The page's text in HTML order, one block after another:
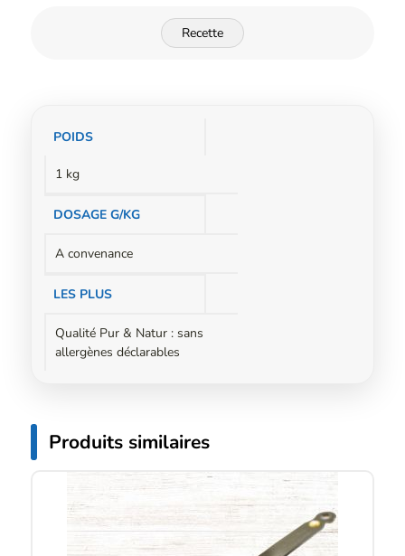
Recette
Informations
POIDS
1 kg
DOSAGE G/KG
A convenance
LES PLUS
Qualité Pur & Natur : sans
allergènes déclarables
Produits similaires